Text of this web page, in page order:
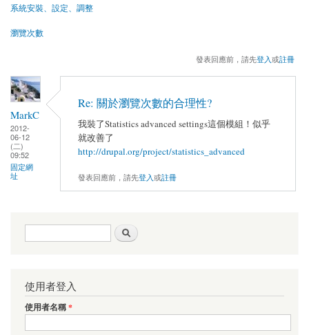
系統安裝、設定、調整
瀏覽次數
發表回應前，請先登入或註冊
MarkC
2012-
06-12
(二)
09:52
固定網
址
Re: 關於瀏覽次數的合理性?
我裝了Statistics advanced settings這個模組！似乎
就改善了
http://drupal.org/project/statistics_advanced
發表回應前，請先登入或註冊
搜尋表單
使用者登入
使用者名稱*